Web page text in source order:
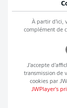
À partir d’ici,
complément de
J’accepte
transmission de
cookies par
JWPlayer's